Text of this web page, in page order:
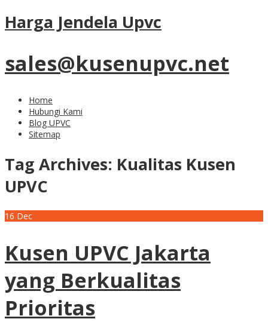
Harga Jendela Upvc
sales@kusenupvc.net
Home
Hubungi Kami
Blog UPVC
Sitemap
Tag Archives: Kualitas Kusen
UPVC
16 Dec
Kusen UPVC Jakarta
yang Berkualitas
Prioritas